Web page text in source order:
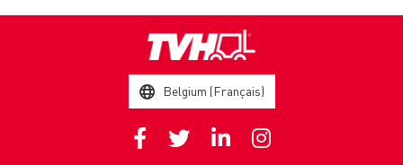
Belgium (Français)